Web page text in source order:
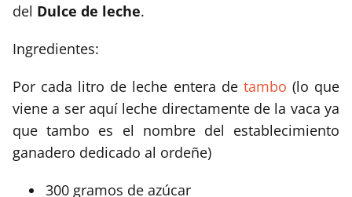
del Dulce de leche.
Ingredientes:
Por cada litro de leche entera de tambo (lo que
viene a ser aquí leche directamente de la vaca ya
que tambo es el nombre del establecimiento
ganadero dedicado al ordeñe)
300 gramos de azúcar